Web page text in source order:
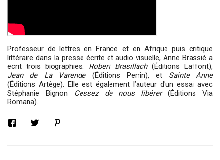
Professeur de lettres en France et en Afrique puis critique
littéraire dans la presse écrite et audio visuelle, Anne Brassié a
écrit trois biographies: Robert Brasillach(Éditions Laffont),
Jean de La Varende(Éditions Perrin), et Sainte Anne
(Éditions Artège). Elle est également l’auteur d'un essai avec
Stéphanie Bignon Cessez de nous libérer(Éditions Via
Romana).